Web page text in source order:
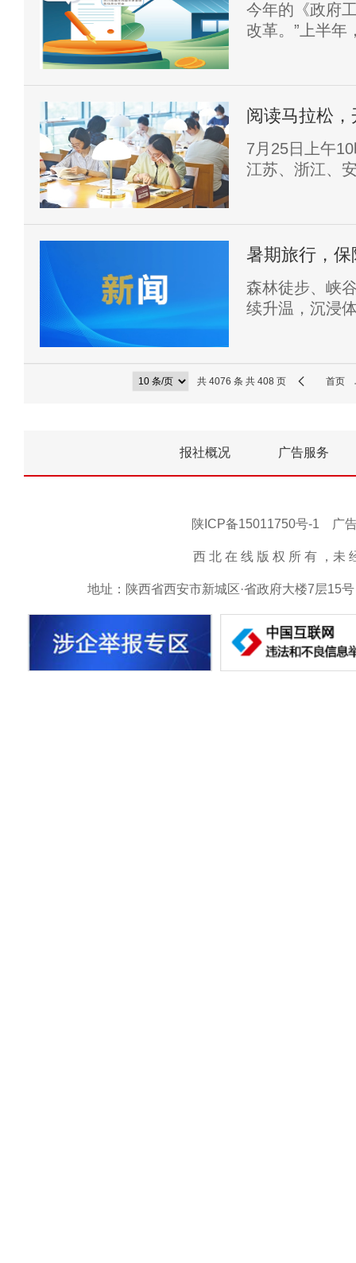
今年的《政府
改革。”上半年
阅读马拉松，
7月25日上午
江苏、浙江、
暑期旅行，
森林徒步、峡
续升温，沉浸
共 4076 条 共 408 页 首页
报社概况 广告服务
陕ICP备15011750号-1 广
西 北 在 线 版 权 所 有 ，未
地址：陕西省西安市新城区·省政府大楼7层